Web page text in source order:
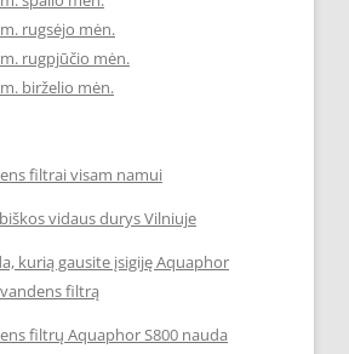
rugsėjo mėn.
rugpjūčio mėn.
birželio mėn.
filtrai visam namui
vidaus durys Vilniuje
kurią gausite įsigiję Aquaphor
filtrą
filtrų Aquaphor S800 nauda